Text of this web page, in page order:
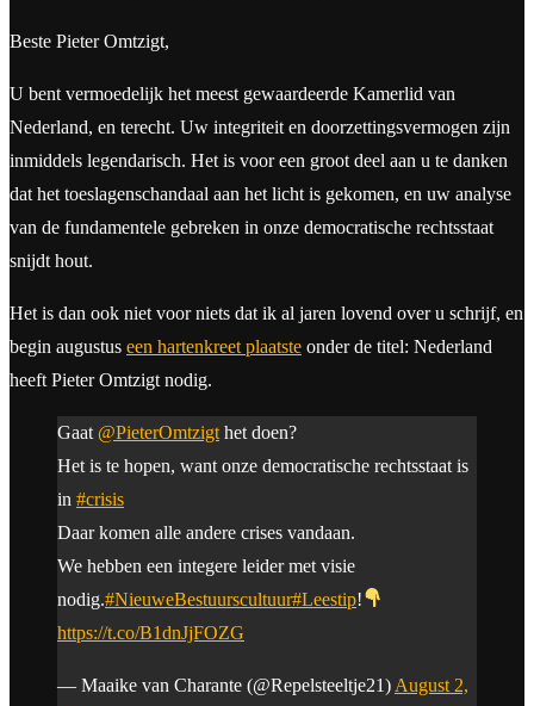
Beste Pieter Omtzigt,
U bent vermoedelijk het meest gewaardeerde Kamerlid van
Nederland, en terecht. Uw integriteit en doorzettingsvermogen zijn
inmiddels legendarisch. Het is voor een groot deel aan u te danken
dat het toeslagenschandaal aan het licht is gekomen, en uw analyse
van de fundamentele gebreken in onze democratische rechtsstaat
snijdt hout.
Het is dan ook niet voor niets dat ik al jaren lovend over u schrijf, en
begin augustus een hartenkreet plaatste onder de titel: Nederland
heeft Pieter Omtzigt nodig.
Gaat @PieterOmtzigt het doen?
Het is te hopen, want onze democratische rechtsstaat is
in #crisis
Daar komen alle andere crises vandaan.
We hebben een integere leider met visie
nodig.#NieuweBestuurscultuur#Leestip!
https://t.co/B1dnJjFOZG
— Maaike van Charante (@Repelsteeltje21) August 2,